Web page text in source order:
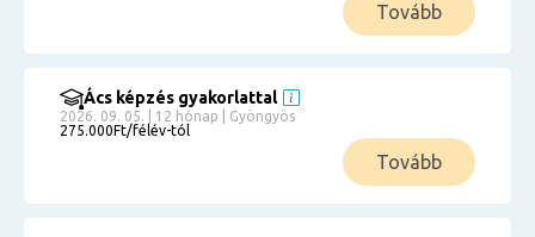
Tovább
Ács képzés gyakorlattal
2026. 09. 05. | 12 hónap | Gyöngyös
275.000Ft/félév-tól
Tovább